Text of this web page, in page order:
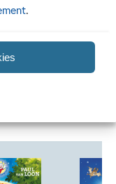
.
'Dolfje